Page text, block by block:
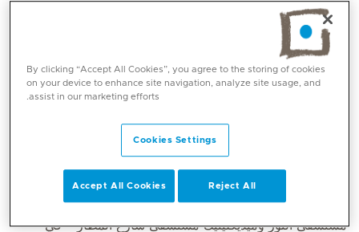
Click here for English
ميديكلينيك الشرق الأوسط تنقل خدمات ميديكلينيك مستشفى
النور إلى ميديكلينيك مستشفى شارع المطار بعد توسعته، لتشكيل
منشأة طبية متكاملة بدعم استثماري بقيمة 120 مليون درهم.
الخاصة للرعاية الصحية المتكاملة في دولة الإمارات، اليوم عن
توحيد إثنين من مستشفياتها في مدينة أبوظبي – ميديكلينيك
مستشفى النور وميديكلينيك مستشفى شارع المطار – في
By clicking “Accept All Cookies”, you agree to the storing of cookies
on your device to enhance site navigation, analyze site usage, and
assist in our marketing efforts.
Cookies Settings
Reject All
Accept All Cookies